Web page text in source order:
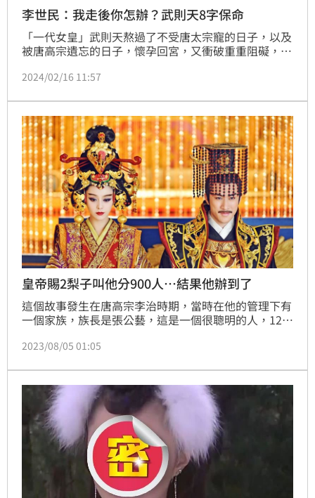
李世民：我走後你怎辦？武則天8字保命
「一代女皇」武則天熬過了不受唐太宗寵的日子，以及
被唐高宗遺忘的日子，懷孕回宮，又衝破重重阻礙，成
座。事實上，唐太宗駕崩之前，她差點被賜死，不過好
來的成就。
2024/02/16 11:57
皇帝賜2梨子叫他分900人…結果他辦到了
這個故事發生在唐高宗李治時期，當時在他的管理下有
一個家族，族長是張公藝，這是一個很聰明的人，12歲
在他管理下，這個家族也變得富裕起來，族人共900多
百人的大家族該如何分著吃，張公藝的做法，讓眾人拍
手叫好。
2023/08/05 01:05